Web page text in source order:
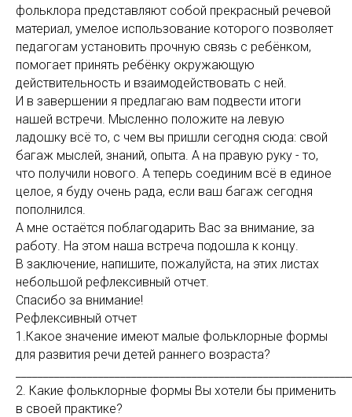
фольклора представляют собой прекрасный речевой
материал, умелое использование которого позволяет
педагогам установить прочную связь с ребёнком,
помогает принять ребёнку окружающую
действительность и взаимодействовать с ней.
И в завершении я предлагаю вам подвести итоги
нашей встречи. Мысленно положите на левую
ладошку всё то, с чем вы пришли сегодня сюда: свой
багаж мыслей, знаний, опыта. А на правую руку - то,
что получили нового. А теперь соединим всё в единое
целое, я буду очень рада, если ваш багаж сегодня
пополнился.
А мне остаётся поблагодарить Вас за внимание, за
работу. На этом наша встреча подошла к концу.
В заключение, напишите, пожалуйста, на этих листах
небольшой рефлексивный отчет.
Спасибо за внимание!
Рефлексивный отчет
1.Какое значение имеют малые фольклорные формы
для развития речи детей раннего возраста?
2. Какие фольклорные формы Вы хотели бы применить
в своей практике?